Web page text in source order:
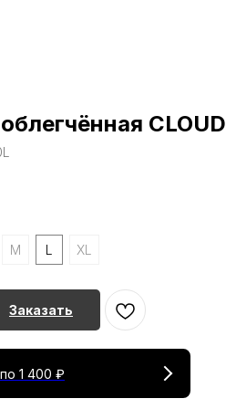
CLOUD
M L XL
Заказать
1 400 ₽